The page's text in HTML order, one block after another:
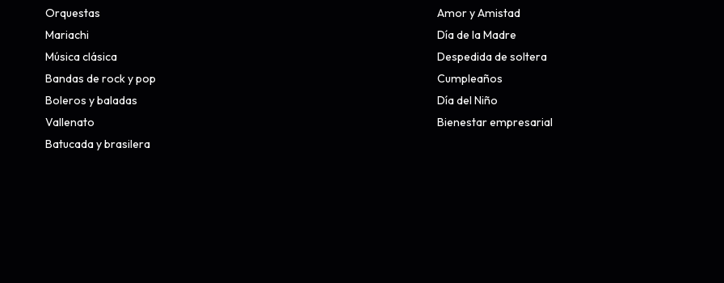
Orquestas
Mariachi
Música clásica
Bandas de rock y pop
Boleros y baladas
Vallenato
Batucada y brasilera
Amor y Amistad
Día de la Madre
Despedida de soltera
Cumpleaños
Día del Niño
Bienestar empresarial